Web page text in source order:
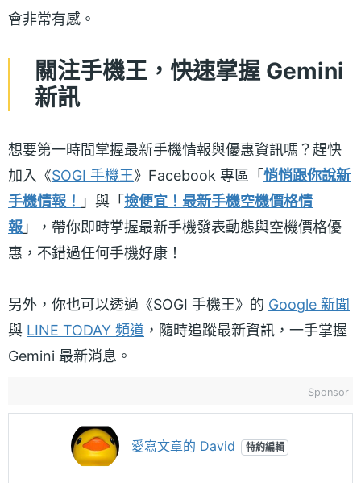
會非常有感。
關注手機王，快速掌握 Gemini
新訊
想要第一時間掌握最新手機情報與優惠資訊嗎？趕快
加入《SOGI 手機王》Facebook 專區「悄悄跟你說新
手機情報！ 」與「撿便宜！最新手機空機價格情
報 」，帶你即時掌握最新手機發表動態與空機價格優
惠，不錯過任何手機好康！
另外，你也可以透過《SOGI 手機王》的 Google 新聞
與 LINE TODAY 頻道 ，隨時追蹤最新資訊，一手掌握
Gemini 最新消息。
Sponsor
愛寫文章的 David 特約編輯